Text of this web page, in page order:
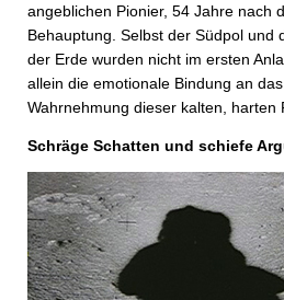
angeblichen Pionier, 54 Jahre nach
Behauptung. Selbst der Südpol und
der Erde wurden nicht im ersten
allein die emotionale Bindung an
Wahrnehmung dieser kalten, harten
Schräge Schatten und schiefe